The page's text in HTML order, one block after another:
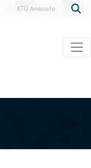
KTÜ Anasayfa